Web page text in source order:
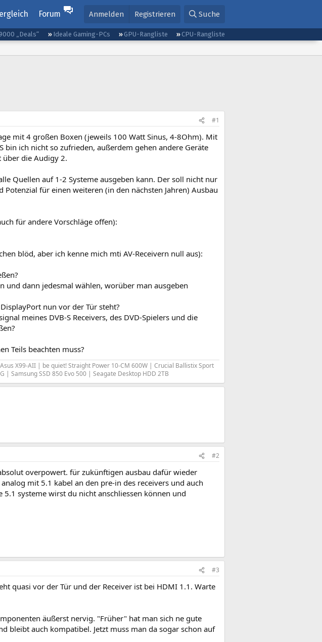
Forum Anmelden Registrieren Suche
„Deals“ Ideale Gaming-PCs GPU-Rangliste
CPU-Rangliste
#1
mit 4 großen Boxen (jeweils 100 Watt Sinus, 4-8Ohm). Mit
bin ich nicht so zufrieden, außerdem gehen andere Geräte
die Audigy 2.
Quellen auf 1-2 Systeme ausgeben kann. Der soll nicht nur
für einen weiteren (in den nächsten Jahren) Ausbau
für andere Vorschläge offen):
blöd, aber ich kenne mich mti AV-Receivern null aus):
und dann jedesmal wählen, worüber man ausgeben
nun vor der Tür steht?
meines DVB-S Receivers, des DVD-Spielers und die
Teils beachten muss?
X99-AII | be quiet! Straight Power 10-CM 600W | Crucial Ballistix Sport
| Samsung SSD 850 Evo 500 | Seagate Desktop HDD 2TB
#2
overpowert. für zukünftigen ausbau dafür wieder
mit 5.1 kabel an den pre-in des receivers und auch
systeme wirst du nicht anschliessen können und
#3
quasi vor der Tür und der Receiver ist bei HDMI 1.1. Warte
äußerst nervig. "Früher" hat man sich ne gute
bleibt auch kompatibel. Jetzt muss man da sogar schon auf